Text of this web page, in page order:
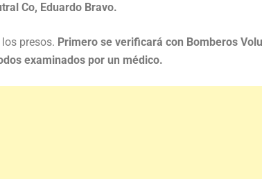
Co, Eduardo Bravo.
presos. Primero se verificará con Bomberos
examinados por un médico.